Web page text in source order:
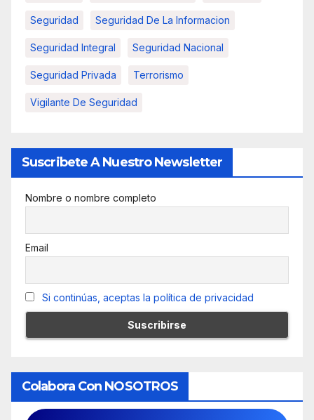
Seguridad Seguridad De La Informacion
Seguridad Integral Seguridad Nacional
Seguridad Privada Terrorismo
Vigilante De Seguridad
Suscribete A Nuestro Newsletter
Nombre o nombre completo
Email
Si continúas, aceptas la política de privacidad
Colabora Con NOSOTROS